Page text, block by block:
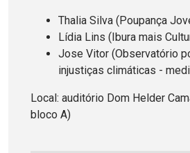
Thalia Silva (Poupança
Lídia Lins (Ibura mais
Jose Vitor (Observatório
injustiças climáticas -
Local: auditório Dom Helder
bloco A)